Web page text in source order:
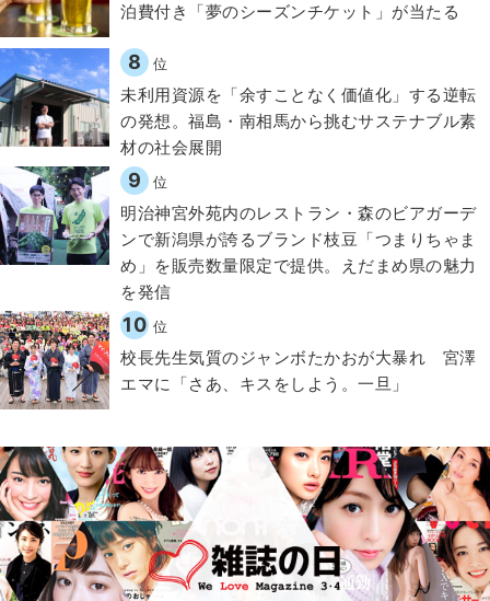
泊費付き「夢のシーズンチケット」が当たる
8 位
​​未利用資源を「余すことなく価値化」する逆転
の発想。福島・南相馬から挑むサステナブル素
材の社会展開​
9 位
明治神宮外苑内のレストラン・森のビアガーデ
ンで新潟県が誇るブランド枝豆「つまりちゃま
め」を販売数量限定で提供。えだまめ県の魅力
を発信
10 位
校長先生気質のジャンボたかおが大暴れ 宮澤
エマに「さあ、キスをしよう。一旦」